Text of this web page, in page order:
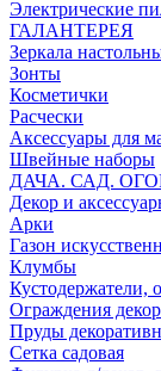
Электрические
ГАЛАНТЕРЕЯ
Зеркала
Зонты
Косметички
Расчески
Аксессуары для
Швейные наборы
ДАЧА. САД.
Декор и
Арки
Газон
Клумбы
Кустодержатели,
Ограждения
Пруды
Сетка садовая